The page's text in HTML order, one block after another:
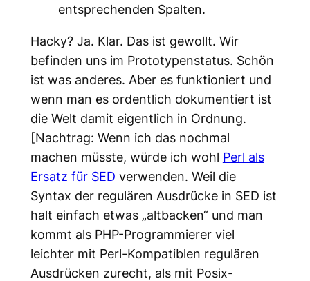
entsprechenden Spalten.
Hacky? Ja. Klar. Das ist gewollt. Wir
befinden uns im Prototypenstatus. Schön
ist was anderes. Aber es funktioniert und
wenn man es ordentlich dokumentiert ist
die Welt damit eigentlich in Ordnung.
[Nachtrag: Wenn ich das nochmal
machen müsste, würde ich wohl Perl als
Ersatz für SED verwenden. Weil die
Syntax der regulären Ausdrücke in SED ist
halt einfach etwas „altbacken“ und man
kommt als PHP-Programmierer viel
leichter mit Perl-Kompatiblen regulären
Ausdrücken zurecht, als mit Posix-